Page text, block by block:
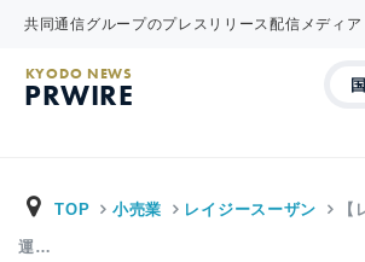
共同通信グループのプレスリリース配信メディア
KYODO NEWS
PRWIRE
TOP 小売業 レイジースーザン
運…